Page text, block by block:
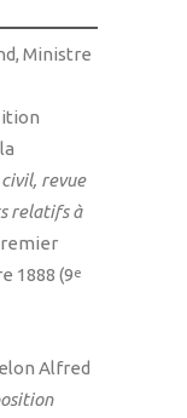
Ministre
civil, revue
relatifs à
1888 (9e
Alfred